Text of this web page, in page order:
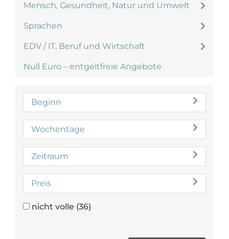
Mensch, Gesundheit, Natur und Umwelt
Sprachen
EDV / IT, Beruf und Wirtschaft
Null Euro – entgeltfreie Angebote
Beginn
Wochentage
Zeitraum
Preis
nicht volle (36)